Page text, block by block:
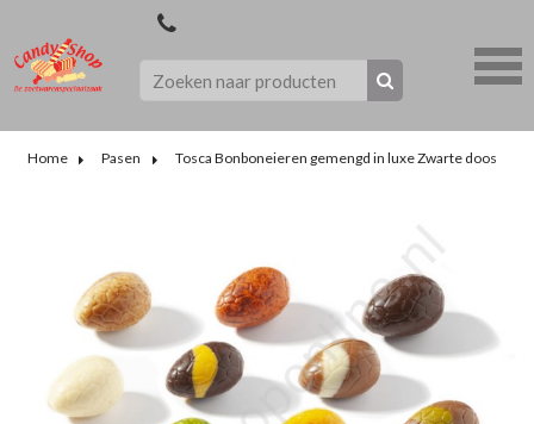
Home Pasen Tosca Bonboneieren gemengd in luxe Zwarte doos